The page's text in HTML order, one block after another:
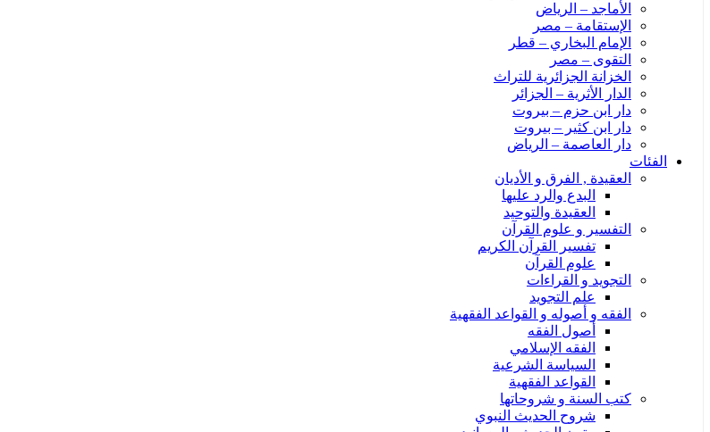
الأماجد – الرياض
الإستقامة – مصر
الإمام البخاري – قطر
التقوى – مصر
الخزانة الجزائرية للتراث
الدار الأثرية – الجزائر
دار ابن حزم – بيروت
دار ابن كثير – بيروت
دار العاصمة – الرياض
الفئات
العقيدة , الفرق و الأديان
البدع والرد عليها
العقيدة والتوحيد
التفسير و علوم القرآن
تفسير القرآن الكريم
علوم القرآن
التجويد و القراءات
علم التجويد
الفقه و أصوله و القواعد الفقهية
أصول الفقه
الفقه الإسلامي
السياسة الشرعية
القواعد الفقهية
كتب السنة و شروحاتها
شروح الحديث النبوي